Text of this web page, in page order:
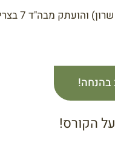
(קריית
בהנחה!